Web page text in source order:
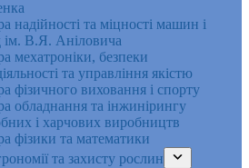
надійності та міцності машин і
ім. В.Я. Аніловича
мехатроніки, безпеки
та управління якістю
фізичного виховання і спорту
обладнання та інжинірингу
і харчових виробництв
фізики та математики
та захисту рослин